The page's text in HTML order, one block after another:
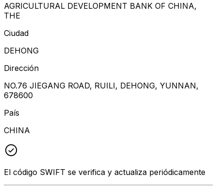
AGRICULTURAL DEVELOPMENT BANK OF CHINA,
THE
Ciudad
DEHONG
Dirección
NO.76 JIEGANG ROAD, RUILI, DEHONG, YUNNAN,
678600
País
CHINA
El código SWIFT se verifica y actualiza periódicamente